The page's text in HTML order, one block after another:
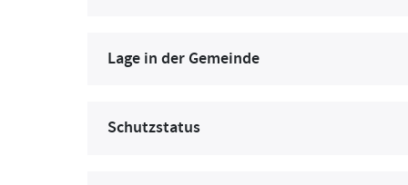
Lage in der Gemeinde
Schutzstatus